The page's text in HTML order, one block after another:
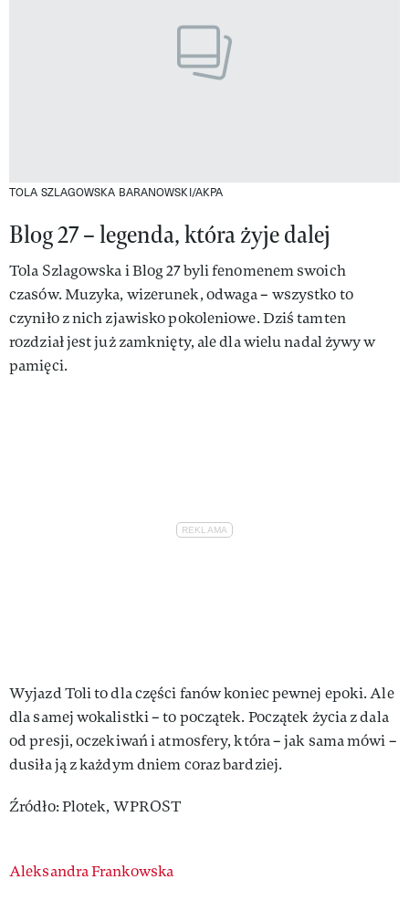
TOLA SZLAGOWSKA BARANOWSKI/AKPA
Blog 27 – legenda, która żyje dalej
Tola Szlagowska i Blog 27 byli fenomenem swoich
czasów. Muzyka, wizerunek, odwaga – wszystko to
czyniło z nich zjawisko pokoleniowe. Dziś tamten
rozdział jest już zamknięty, ale dla wielu nadal żywy w
pamięci.
Wyjazd Toli to dla części fanów koniec pewnej epoki. Ale
dla samej wokalistki – to początek. Początek życia z dala
od presji, oczekiwań i atmosfery, która – jak sama mówi –
dusiła ją z każdym dniem coraz bardziej.
Źródło: Plotek, WPROST
Authors
Aleksandra Frankowska